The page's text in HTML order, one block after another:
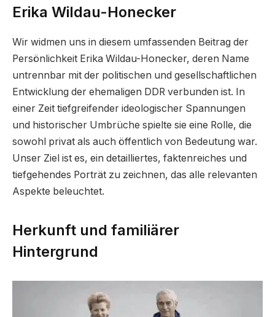
Erika Wildau-Honecker
Wir widmen uns in diesem umfassenden Beitrag der
Persönlichkeit Erika Wildau-Honecker, deren Name
untrennbar mit der politischen und gesellschaftlichen
Entwicklung der ehemaligen DDR verbunden ist. In
einer Zeit tiefgreifender ideologischer Spannungen
und historischer Umbrüche spielte sie eine Rolle, die
sowohl privat als auch öffentlich von Bedeutung war.
Unser Ziel ist es, ein detailliertes, faktenreiches und
tiefgehendes Porträt zu zeichnen, das alle relevanten
Aspekte beleuchtet.
Herkunft und familiärer
Hintergrund